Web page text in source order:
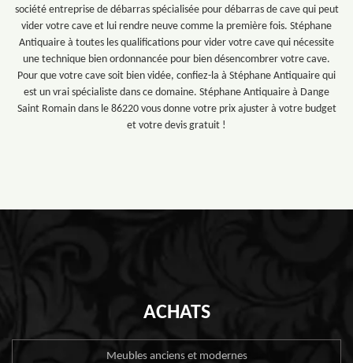
société entreprise de débarras spécialisée pour débarras de cave qui peut
vider votre cave et lui rendre neuve comme la première fois. Stéphane
Antiquaire à toutes les qualifications pour vider votre cave qui nécessite
une technique bien ordonnancée pour bien désencombrer votre cave.
Pour que votre cave soit bien vidée, confiez-la à Stéphane Antiquaire qui
est un vrai spécialiste dans ce domaine. Stéphane Antiquaire à Dange
Saint Romain dans le 86220 vous donne votre prix ajuster à votre budget
et votre devis gratuit !
ACHATS
Meubles anciens et modernes